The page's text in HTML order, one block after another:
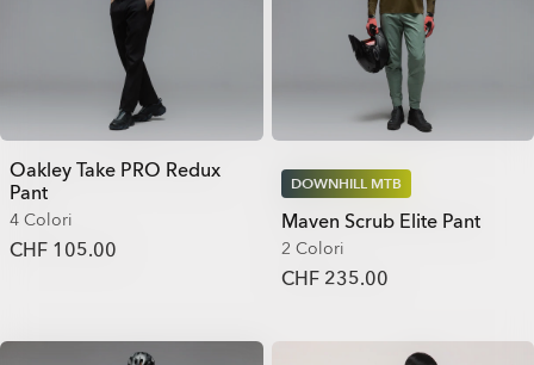
Oakley Take PRO Redux
Pant
4 Colori
CHF 105.00
DOWNHILL MTB
Maven Scrub Elite Pant
2 Colori
CHF 235.00